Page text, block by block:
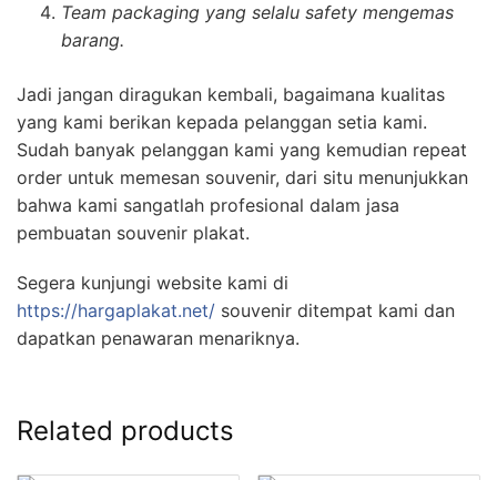
Team packaging yang selalu safety mengemas
barang.
Jadi jangan diragukan kembali, bagaimana kualitas
yang kami berikan kepada pelanggan setia kami.
Sudah banyak pelanggan kami yang kemudian repeat
order untuk memesan souvenir, dari situ menunjukkan
bahwa kami sangatlah profesional dalam jasa
pembuatan souvenir plakat.
Segera kunjungi website kami di
https://hargaplakat.net/ souvenir ditempat kami dan
dapatkan penawaran menariknya.
Related products